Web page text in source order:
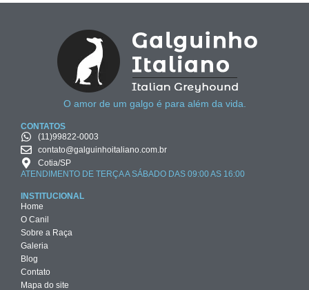
O amor de um galgo é para além da vida.
CONTATOS
(11)99822-0003
contato@galguinhoitaliano.com.br
Cotia/SP
ATENDIMENTO DE TERÇA A SÁBADO DAS 09:00 AS 16:00
INSTITUCIONAL
Home
O Canil
Sobre a Raça
Galeria
Blog
Contato
Mapa do site